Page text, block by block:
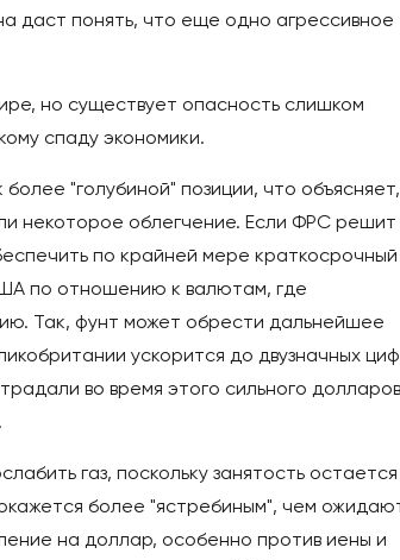
даст понять, что еще одно агрессивное
но существует опасность слишком
спаду экономики.
"голубиной" позиции, что объясняет,
некоторое облегчение. Если ФРС решит
по крайней мере краткосрочный
по отношению к валютам, где
Так, фунт может обрести дальнейшее
ускорится до двузначных
во время этого сильного
газ, поскольку занятость остается
более "ястребиным", чем
на доллар, особенно против иены и